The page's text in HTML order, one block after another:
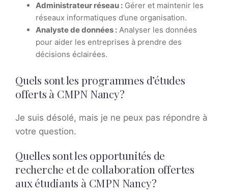
Administrateur réseau : Gérer et maintenir les
réseaux informatiques d’une organisation.
Analyste de données : Analyser les données
pour aider les entreprises à prendre des
décisions éclairées.
Quels sont les programmes d’études
offerts à CMPN Nancy?
Je suis désolé, mais je ne peux pas répondre à
votre question.
Quelles sont les opportunités de
recherche et de collaboration offertes
aux étudiants à CMPN Nancy?